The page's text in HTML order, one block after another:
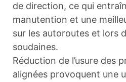
de direction, ce qui
manutention et une
sur les autoroutes et lors
soudaines.
Réduction de l’usure des
alignées provoquent une